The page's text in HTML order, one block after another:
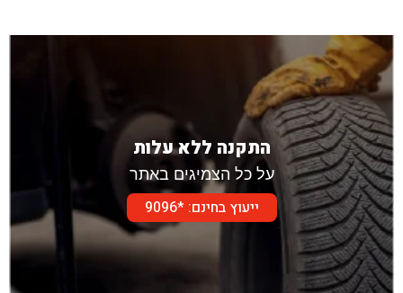
התקנה ללא עלות
על כל הצמיגים באתר
ייעוץ בחינם: *9096